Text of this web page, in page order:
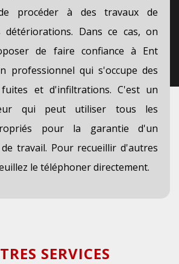
procéder à des travaux de
détériorations. Dans ce cas, on
de faire confiance à Ent
professionnel qui s'occupe des
et d'infiltrations. C'est un
qui peut utiliser tous les
pour la garantie d'un
travail. Pour recueillir d'autres
le téléphoner directement.
SERVICES